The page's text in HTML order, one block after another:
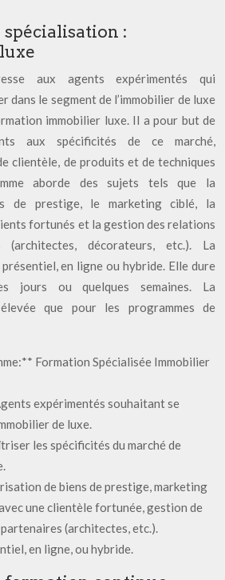
:
aux agents expérimentés qui
dans le segment de l’immobilier de luxe
immobilier luxe. Il a pour but de
aux spécificités de ce marché,
clientèle, de produits et de techniques
aborde des sujets tels que la
de prestige, le marketing ciblé, la
fortunés et la gestion des relations
décorateurs, etc.). La
en ligne ou hybride. Elle dure
jours ou quelques semaines. La
que pour les programmes de
Formation Spécialisée Immobilier
expérimentés souhaitant se
de luxe.
les spécificités du marché de
de biens de prestige, marketing
une clientèle fortunée, gestion de
(architectes, etc.).
en ligne, ou hybride.